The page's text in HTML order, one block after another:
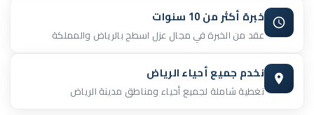
خبرة أكثر من 10 سنوات
عقد من الخبرة في مجال عزل اسطح بالرياض والمملكة
نخدم جميع أحياء الرياض
تغطية شاملة لجميع أحياء ومناطق مدينة الرياض